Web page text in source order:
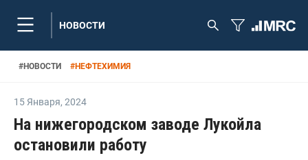
НОВОСТИ
#НОВОСТИ #НЕФТЕХИМИЯ
15 Января, 2024
На нижегородском заводе Лукойла
остановили работу